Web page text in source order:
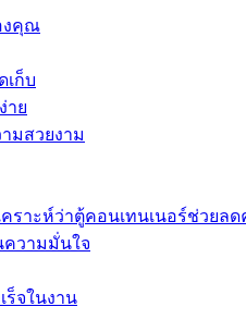
งคุณ
เก็บ
าย
มสวยงาม
าะห์ว่าตู้คอนเทนเนอร์ช่วยล
ความมั่นใจ
ร็จในงาน